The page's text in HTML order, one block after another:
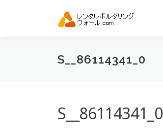
ン
S__86114341_0
S__86114341_0